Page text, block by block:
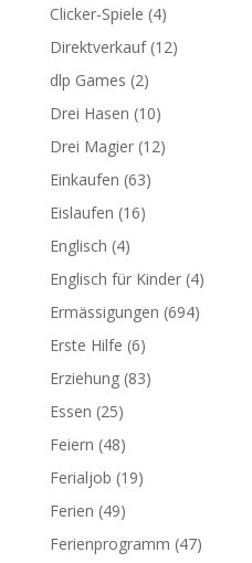
Clicker-Spiele (4)
Direktverkauf(12)
dlp Games (2)
Drei Hasen (10)
Drei Magier(12)
Einkaufen (63)
Eislaufen (16)
Englisch (4)
Englisch für Kinder(4)
Ermässigungen (694)
Erste Hilfe (6)
Erziehung(83)
Essen (25)
Feiern (48)
Ferialjob (19)
Ferien (49)
Ferienprogramm (47)